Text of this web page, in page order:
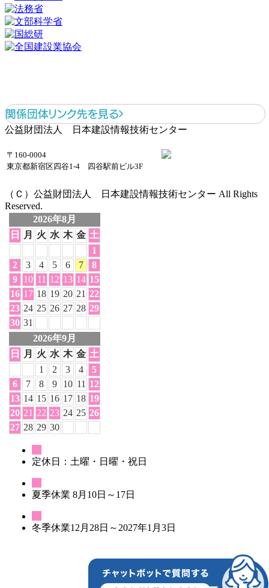
関係団体リンク先を見る
公益財団法人 日本建設情報技術センター
〒160-0004
東京都新宿区四谷1-4 四谷駅前ビル3F
（Ｃ） 公益財団法人 日本建設情報技術センター All Rights
Reserved.
2026年8月
日
月 火 水 木 金 土
1
2
3 4 5 6 7
8
9
10 11 12 13 14 15
16 17 18 19 20 21 22
23 24 25 26 27 28 29
30 31
2026年9月
日
月 火 水 木 金 土
1
2 3 4
5
6
7 8 9 10 11 12
13 14 15 16 17 18 19
20 21 22 23 24 25 26
27 28 29 30
定休日：土曜・日曜・祝日
夏季休業 8月10日～17日
冬季休業12月28日～2027年1月3日